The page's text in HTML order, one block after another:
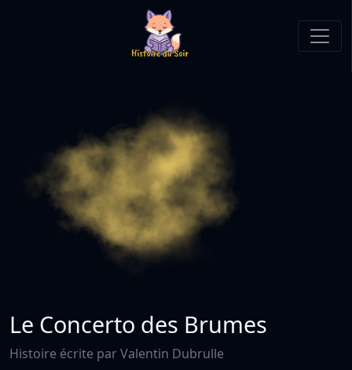
Le Concerto des Brumes
Histoire écrite par Valentin Dubrulle